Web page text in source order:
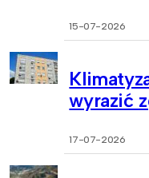
15-07-2026
wyrazić
17-07-2026